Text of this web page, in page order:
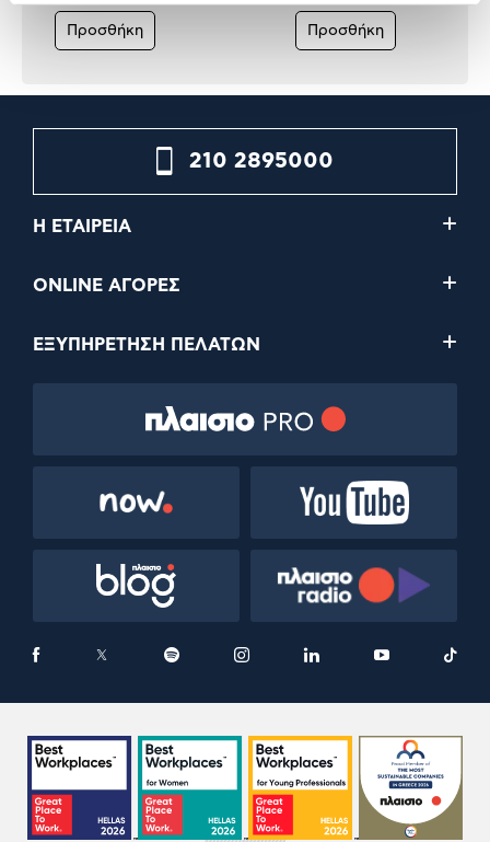
Προσθήκη Προσθήκη
210 2895000
Η ΕΤΑΙΡΕΙΑ
ONLINE ΑΓΟΡΕΣ
ΕΞΥΠΗΡΕΤΗΣΗ ΠΕΛΑΤΩΝ